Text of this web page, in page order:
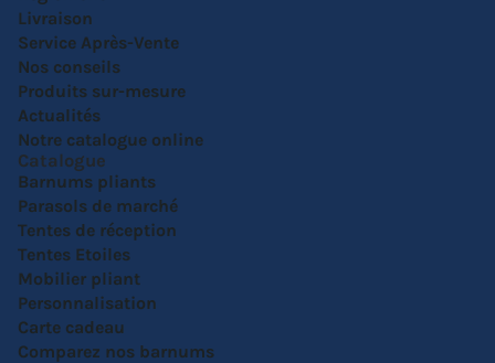
Livraison
Service Après-Vente
Nos conseils
Produits sur-mesure
Actualités
Notre catalogue online
Catalogue
Barnums pliants
Parasols de marché
Tentes de réception
Tentes Etoiles
Mobilier pliant
Personnalisation
Carte cadeau
Comparez nos barnums